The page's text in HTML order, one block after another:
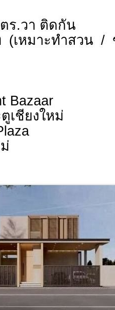
ร.วา ติดกัน
(เหมาะทำสวน
Bazaar
เชียงใหม่